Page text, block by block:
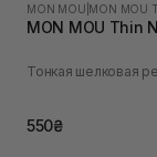
MON MOU MON MOU
MON MOU Thin
Тонкая шелковая
550₴